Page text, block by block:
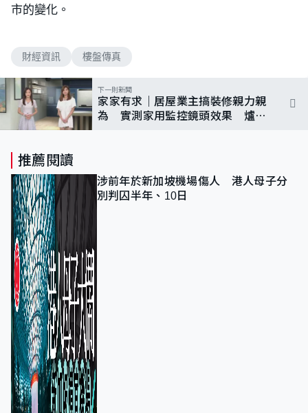
市的變化。
財經資訊 樓盤傳真
下一則新聞
家家有求｜居屋業主搞裝修親力親
為 實測家用監控鏡頭效果 爐頭
推薦閱讀
涉前年於新加坡機場傷人 港人母子分
別判囚半年、10日